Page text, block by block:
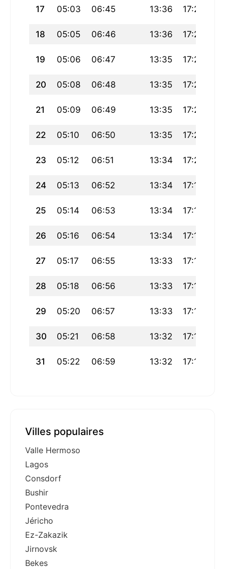
17 05:03 06:45 13:36 17:24
18 05:05 06:46 13:36 17:24
19 05:06 06:47 13:35 17:23
20 05:08 06:48 13:35 17:22
21 05:09 06:49 13:35 17:21
22 05:10 06:50 13:35 17:21
23 05:12 06:51 13:34 17:20
24 05:13 06:52 13:34 17:19
25 05:14 06:53 13:34 17:18
26 05:16 06:54 13:34 17:17
27 05:17 06:55 13:33 17:17
28 05:18 06:56 13:33 17:16
29 05:20 06:57 13:33 17:15
30 05:21 06:58 13:32 17:14
31 05:22 06:59 13:32 17:13
Villes populaires
Valle Hermoso
Lagos
Consdorf
Bushir
Pontevedra
Jéricho
Ez-Zakazik
Jirnovsk
Bekes